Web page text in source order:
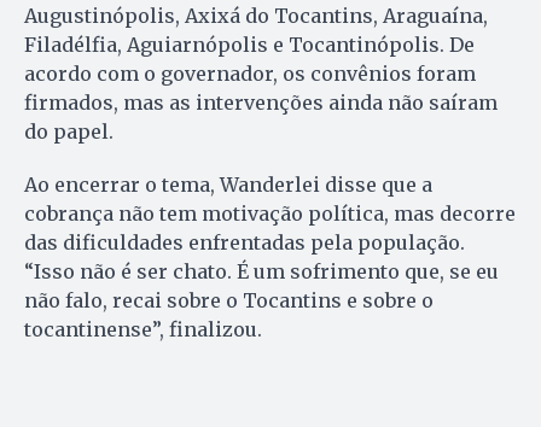
Augustinópolis, Axixá do Tocantins, Araguaína,
Filadélfia, Aguiarnópolis e Tocantinópolis. De
acordo com o governador, os convênios foram
firmados, mas as intervenções ainda não saíram
do papel.
Ao encerrar o tema, Wanderlei disse que a
cobrança não tem motivação política, mas decorre
das dificuldades enfrentadas pela população.
“Isso não é ser chato. É um sofrimento que, se eu
não falo, recai sobre o Tocantins e sobre o
tocantinense”, finalizou.